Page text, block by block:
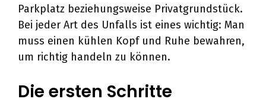
Parkplatz beziehungsweise Privatgrundstück.
Bei jeder Art des Unfalls ist eines wichtig: Man
muss einen kühlen Kopf und Ruhe bewahren,
um richtig handeln zu können.
Die ersten Schritte